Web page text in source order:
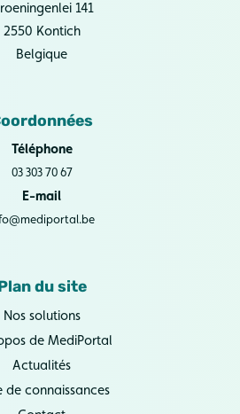
141
2550 Kontich
Belgique
Téléphone
03 303 70 67
E-mail
du site
Nos solutions
de MediPortal
Actualités
de connaissances